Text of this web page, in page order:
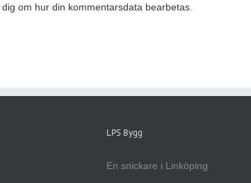
dig om hur din kommentarsdata bearbetas
LPS Bygg
En snickare i Linköping